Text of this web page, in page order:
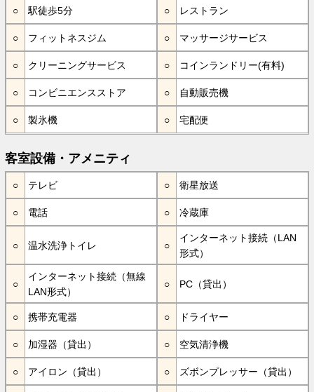
駅徒歩5分 レストラン
フィットネスジム マッサージサービス
クリーニングサービス コインランドリー(有料)
コンビニエンスストア 自動販売機
製氷機 宅配便
客室設備・アメニティ
テレビ 衛星放送
電話 冷蔵庫
温水洗浄トイレ
インターネット接続（LAN
形式）
インターネット接続（無線
LAN形式）
PC（貸出）
携帯充電器 ドライヤー
加湿器（貸出） 空気清浄機
アイロン（貸出） ズボンプレッサー（貸出）